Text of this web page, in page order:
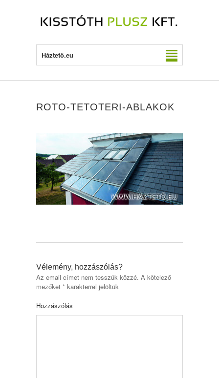
Háztető.eu
ROTO-TETOTERI-ABLAKOK
Vélemény, hozzászólás?
Az email címet nem tesszük közzé. A kötelező
mezőket * karakterrel jelöltük
Hozzászólás